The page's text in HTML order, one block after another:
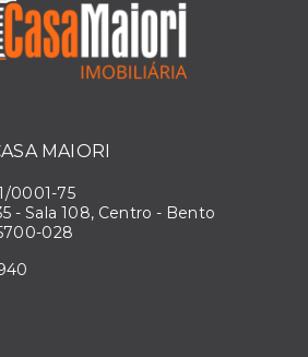
MAIORI
0001-75
- Sala 108, Centro - Bento
028